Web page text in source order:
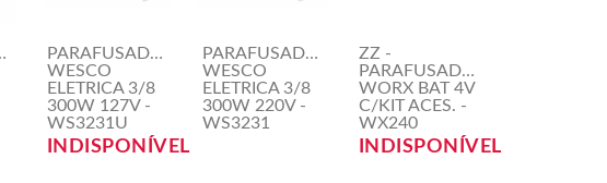
PARAFUSADEIRA
WESCO
ELETRICA 3/8
300W 127V -
WS3231U
INDISPONÍVEL
PARAFUSADEIRA
WESCO
ELETRICA 3/8
300W 220V -
WS3231
ZZ -
PARAFUSADEIRA
WORX BAT 4V
C/KIT ACES. -
WX240
INDISPONÍVEL